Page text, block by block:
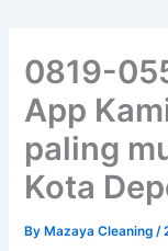
0819-
App
paling
Kota
By Mazaya Cleaning/